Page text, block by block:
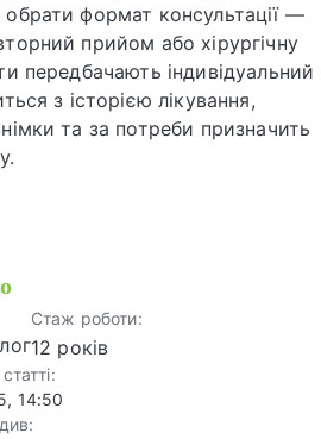
формат консультації —
прийом або хірургічну
передбачають індивідуальний
з історією лікування,
та за потреби призначить
Стаж роботи:
12 років
14:50